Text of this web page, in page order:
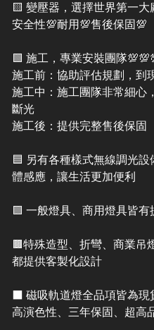
🟨 變壓器，選擇世界第一大
安全性💯耐用💯售後保固💯
🟩 施工，專業安裝團隊
施工前：協助評估規劃，到
施工中：施工團隊非常細心
斷光
施工後：提供完整售後保固
🟦 另有各種樣式無線調光
體感應，讓生活更加便利
🟪 一般燈具、商用燈具皆有
🟫特殊造型、折彎、商業吊
都提供客製化設計
⬛️ 磁吸軌道燈全品項皆為現
高演色性、三年保固、超高